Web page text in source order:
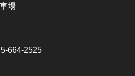
場
664-2525